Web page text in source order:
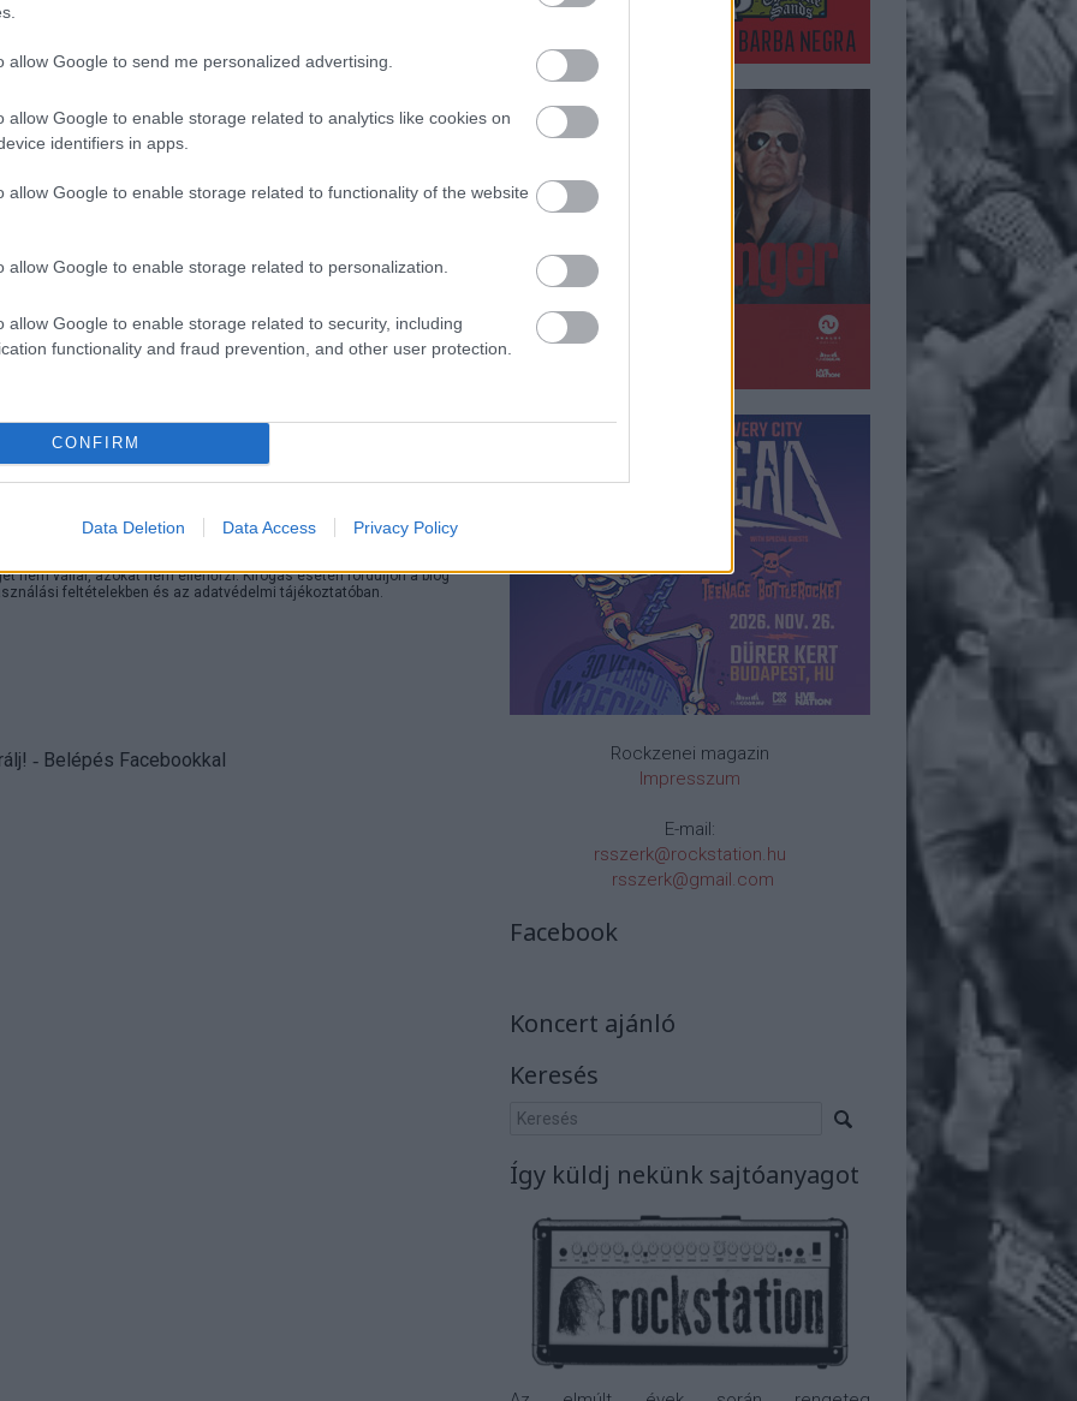
allow Google to send me personalized advertising.
allow Google to enable storage related to analytics like cookies on
identifiers in apps.
allow Google to enable storage related to functionality of the website
allow Google to enable storage related to personalization.
allow Google to enable storage related to security, including
functionality and fraud prevention, and other user protection.
CONFIRM
Data Deletion Data Access Privacy Policy
monster magnet
trackback címe:
api/trackback/id/16475362
Kommentek:
nem vállal, azokat nem ellenőrzi. Kifogás esetén forduljon a blog
feltételekben és az adatvédelmi tájékoztatóban.
! ‐ Belépés Facebookkal
Rockzenei magazin
Impresszum
E-mail:
rsszerk@rockstation.hu
rsszerk@gmail.com
Facebook
Koncert ajánló
Keresés
Így küldj nekünk sajtóanyagot